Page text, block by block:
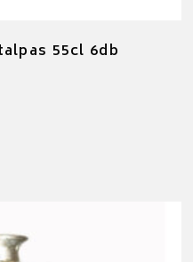
55cl 6db